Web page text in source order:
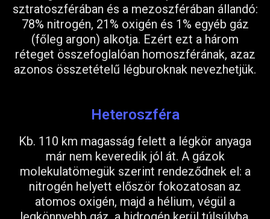
sztratoszférában és a mezoszférában állandó:
78% nitrogén, 21% oxigén és 1% egyéb gáz
(főleg argon) alkotja. Ezért ezt a három
réteget összefoglalóan homoszférának, azaz
azonos összetételű légburoknak nevezhetjük.
Heteroszféra
Kb. 110 km magasság felett a légkör anyaga
már nem keveredik jól át. A gázok
molekulatömegük szerint rendeződnek el: a
nitrogén helyett először fokozatosan az
atomos oxigén, majd a hélium, végül a